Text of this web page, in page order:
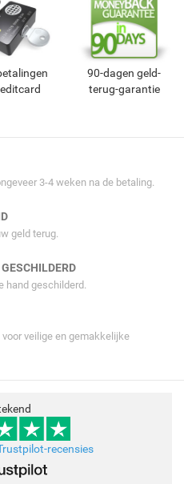
90-dagen geld-
terug-garantie
3-4 weken na de betaling.
geld terug.
hand geschilderd.
veilige en gemakkelijke
recensies